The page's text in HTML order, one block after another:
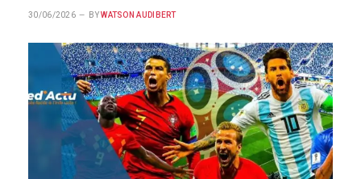
30/06/2026 BY WATSON AUDIBERT